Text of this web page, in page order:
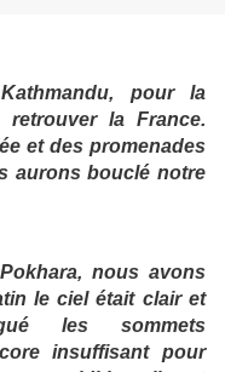
pour la
la France.
et des promenades
aurons bouclé notre
nous avons
le ciel était clair et
les sommets
insuffisant pour